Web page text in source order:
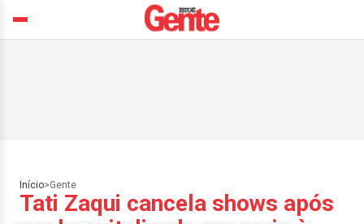
Início>Gente
Tati Zaqui cancela shows após